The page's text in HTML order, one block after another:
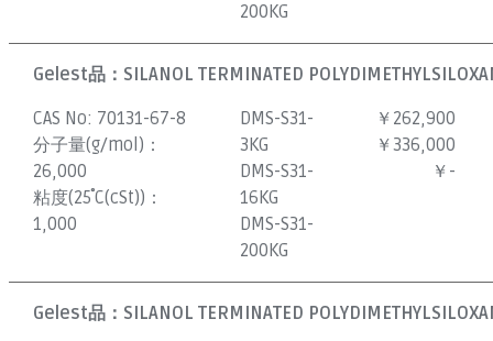
200KG
Gelest品： SILANOL TERMINATED
CAS No: 70131-67-8
分子量(g/mol)：
26,000
粘度(25˚C(cSt))：
1,000
DMS-S31-
3KG
DMS-S31-
16KG
DMS-S31-
200KG
￥262,900
￥336,000
￥-
Gelest品： SILANOL TERMINATED